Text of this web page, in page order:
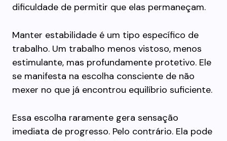
dificuldade de permitir que elas permaneçam.
Manter estabilidade é um tipo específico de
trabalho. Um trabalho menos vistoso, menos
estimulante, mas profundamente protetivo. Ele
se manifesta na escolha consciente de não
mexer no que já encontrou equilíbrio suficiente.
Essa escolha raramente gera sensação
imediata de progresso. Pelo contrário. Ela pode